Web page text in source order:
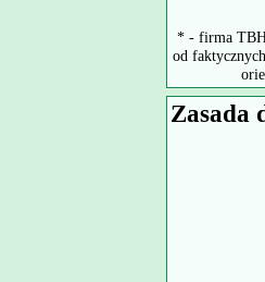
* - firma TBH
od
Zasada